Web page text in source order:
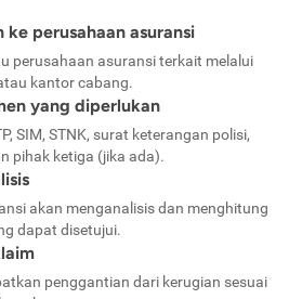
ke perusahaan asuransi
perusahaan asuransi terkait melalui
kantor cabang.
yang diperlukan
SIM, STNK, surat keterangan polisi,
pihak ketiga (jika ada).
akan menganalisis dan menghitung
dapat disetujui.
penggantian dari kerugian sesuai